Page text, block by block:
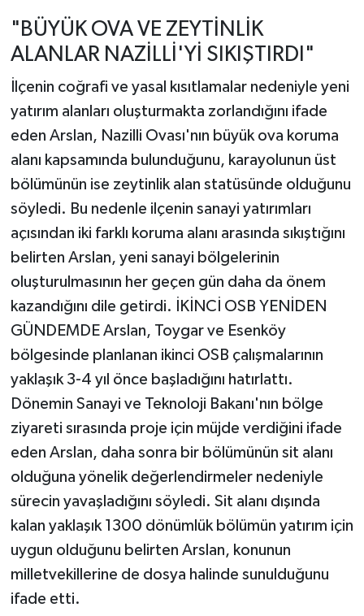
"BÜYÜK OVA VE ZEYTİNLİK
ALANLAR NAZİLLİ'Yİ SIKIŞTIRDI"
İlçenin coğrafi ve yasal kısıtlamalar nedeniyle yeni
yatırım alanları oluşturmakta zorlandığını ifade
eden Arslan, Nazilli Ovası'nın büyük ova koruma
alanı kapsamında bulunduğunu, karayolunun üst
bölümünün ise zeytinlik alan statüsünde olduğunu
söyledi. Bu nedenle ilçenin sanayi yatırımları
açısından iki farklı koruma alanı arasında sıkıştığını
belirten Arslan, yeni sanayi bölgelerinin
oluşturulmasının her geçen gün daha da önem
kazandığını dile getirdi. İKİNCİ OSB YENİDEN
GÜNDEMDE Arslan, Toygar ve Esenköy
bölgesinde planlanan ikinci OSB çalışmalarının
yaklaşık 3-4 yıl önce başladığını hatırlattı.
Dönemin Sanayi ve Teknoloji Bakanı'nın bölge
ziyareti sırasında proje için müjde verdiğini ifade
eden Arslan, daha sonra bir bölümünün sit alanı
olduğuna yönelik değerlendirmeler nedeniyle
sürecin yavaşladığını söyledi. Sit alanı dışında
kalan yaklaşık 1300 dönümlük bölümün yatırım için
uygun olduğunu belirten Arslan, konunun
milletvekillerine de dosya halinde sunulduğunu
ifade etti.